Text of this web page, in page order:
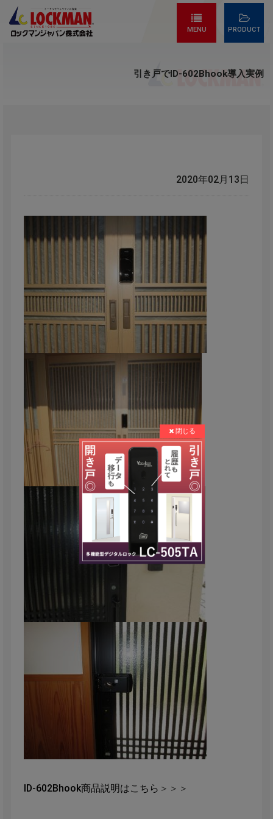
MENU PRODUCT
引き戸でID-602Bhook導入実例
2020年02月13日
ID-602Bhook商品説明はこちら ＞＞＞